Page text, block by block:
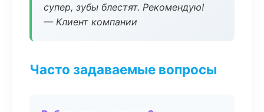
супер, зубы блестят. Рекомендую!
— Клиент компании
Часто задаваемые вопросы